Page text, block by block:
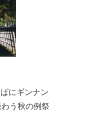
にギンナン
う秋の例祭